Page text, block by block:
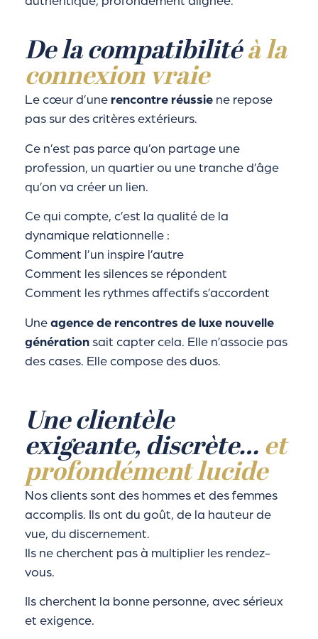
De la compatibilitéà la
connexion vraie
Le cœur d’une rencontre réussie ne repose
pas sur des critères extérieurs.
Ce n’est pas parce qu’on partage une
profession, un quartier ou une tranche d’âge
qu’on va créer un lien.
Ce qui compte, c’est la qualité de la
dynamique relationnelle :
Comment l’un inspire l’autre
Comment les silences se répondent
Comment les rythmes affectifs s’accordent
Uneagence de rencontres de luxe nouvelle
générationsait capter cela. Elle n’associe pas
des cases. Elle compose des duos.
Une clientèle
exigeante, discrète…et
profondément lucide
Nos clients sont des hommes et des femmes
accomplis. Ils ont du goût, de la hauteur de
vue, du discernement.
Ils ne cherchent pas à multiplier les rendez-
vous.
Ils cherchent la bonne personne, avec sérieux
et exigence.